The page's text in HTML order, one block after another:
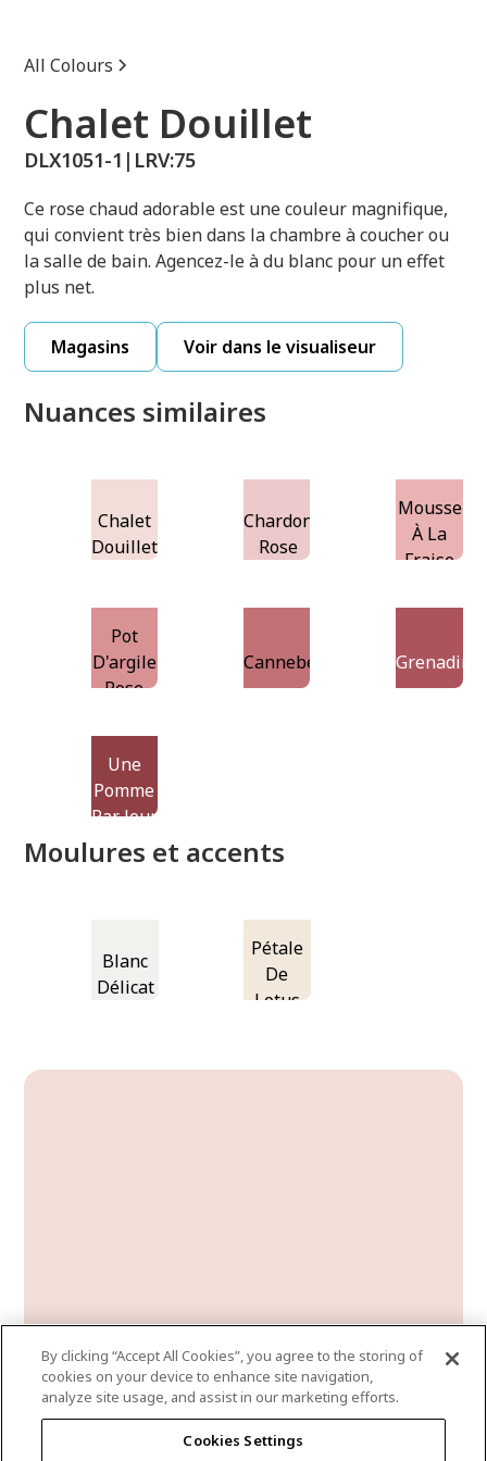
All Colours
Chalet Douillet
DLX1051-1 | LRV:75
Ce rose chaud adorable est une couleur magnifique,
qui convient très bien dans la chambre à coucher ou
la salle de bain. Agencez-le à du blanc pour un effet
plus net.
Magasins Voir dans le visualiseur
Nuances similaires
Chalet
Douillet
Chardon
Rose
Mousse
À La
Fraise
Pot
D'argile
Rose
Canneberge Grenadine
Une
Pomme
Par Jour
Moulures et accents
Blanc
Délicat
Pétale
De
Lotus
By clicking “Accept All Cookies”, you agree to the storing of
cookies on your device to enhance site navigation,
analyze site usage, and assist in our marketing efforts.
Cookies Settings